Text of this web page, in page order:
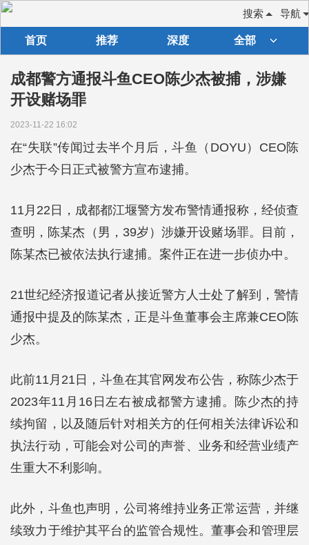
导航
搜索
首页 推荐 深度 全部
成都警方通报斗鱼CEO陈少杰被捕，涉嫌
开设赌场罪
2023-11-22 16:02
在“失联”传闻过去半个月后，斗鱼（DOYU）CEO陈
少杰于今日正式被警方宣布逮捕。
11月22日，成都都江堰警方发布警情通报称，经侦查
查明，陈某杰（男，39岁）涉嫌开设赌场罪。目前，
陈某杰已被依法执行逮捕。案件正在进一步侦办中。
21世纪经济报道记者从接近警方人士处了解到，警情
通报中提及的陈某杰，正是斗鱼董事会主席兼CEO陈
少杰。
此前11月21日，斗鱼在其官网发布公告，称陈少杰于
2023年11月16日左右被成都警方逮捕。陈少杰的持
续拘留，以及随后针对相关方的任何相关法律诉讼和
执法行动，可能会对公司的声誉、业务和经营业绩产
生重大不利影响。
此外，斗鱼也声明，公司将维持业务正常运营，并继
续致力于维护其平台的监管合规性。董事会和管理层